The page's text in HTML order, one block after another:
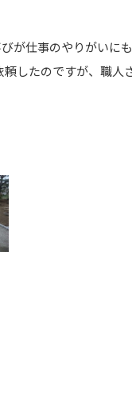
が仕事のやりがいにも
したのですが、職